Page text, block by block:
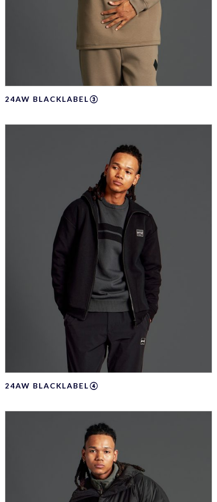
24AW BLACKLABEL③
24AW BLACKLABEL④